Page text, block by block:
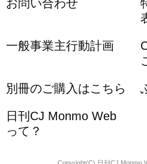
お問い合わせ
一般事業主行動計画
別冊のご購入はこちら
日刊CJ Monmo Web
って？